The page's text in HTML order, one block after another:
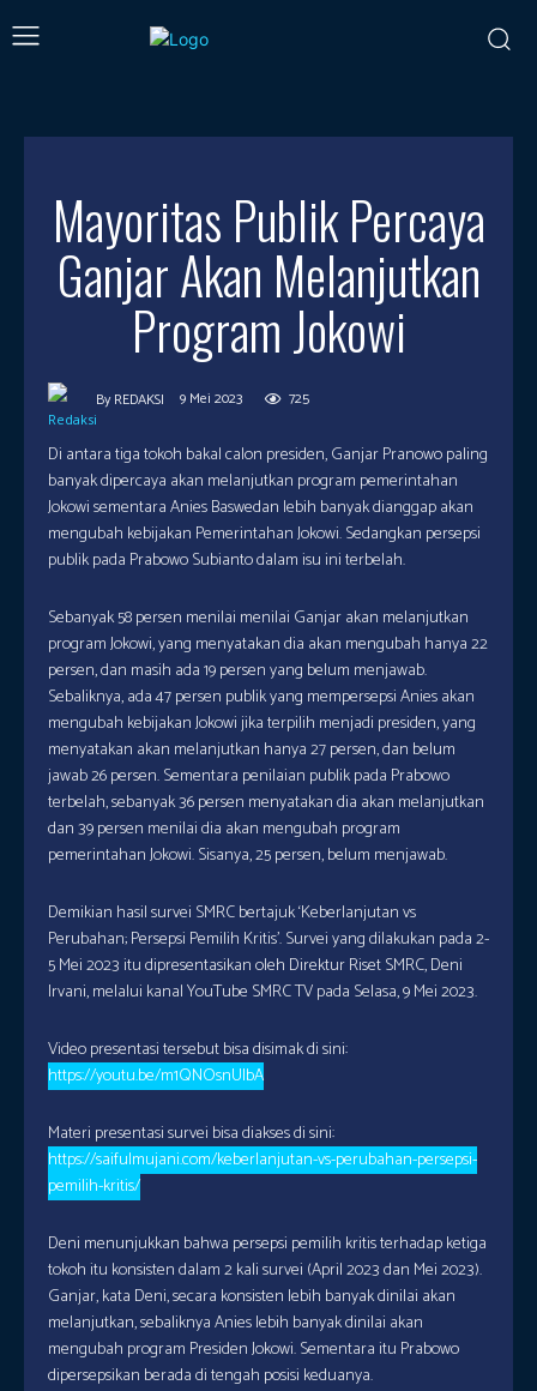
Mayoritas Publik Percaya
Ganjar Akan Melanjutkan
Program Jokowi
By REDAKSI 9 Mei 2023 725
Di antara tiga tokoh bakal calon presiden, Ganjar Pranowo paling
banyak dipercaya akan melanjutkan program pemerintahan
Jokowi sementara Anies Baswedan lebih banyak dianggap akan
mengubah kebijakan Pemerintahan Jokowi. Sedangkan persepsi
publik pada Prabowo Subianto dalam isu ini terbelah.
Sebanyak 58 persen menilai menilai Ganjar akan melanjutkan
program Jokowi, yang menyatakan dia akan mengubah hanya 22
persen, dan masih ada 19 persen yang belum menjawab.
Sebaliknya, ada 47 persen publik yang mempersepsi Anies akan
mengubah kebijakan Jokowi jika terpilih menjadi presiden, yang
menyatakan akan melanjutkan hanya 27 persen, dan belum
jawab 26 persen. Sementara penilaian publik pada Prabowo
terbelah, sebanyak 36 persen menyatakan dia akan melanjutkan
dan 39 persen menilai dia akan mengubah program
pemerintahan Jokowi. Sisanya, 25 persen, belum menjawab.
Demikian hasil survei SMRC bertajuk ‘Keberlanjutan vs
Perubahan; Persepsi Pemilih Kritis’. Survei yang dilakukan pada 2-
5 Mei 2023 itu dipresentasikan oleh Direktur Riset SMRC, Deni
Irvani, melalui kanal YouTube SMRC TV pada Selasa, 9 Mei 2023.
Video presentasi tersebut bisa disimak di sini:
https://youtu.be/m1QNOsnUIbA
Materi presentasi survei bisa diakses di sini:
https://saifulmujani.com/keberlanjutan-vs-perubahan-persepsi-
pemilih-kritis/
Deni menunjukkan bahwa persepsi pemilih kritis terhadap ketiga
tokoh itu konsisten dalam 2 kali survei (April 2023 dan Mei 2023).
Ganjar, kata Deni, secara konsisten lebih banyak dinilai akan
melanjutkan, sebaliknya Anies lebih banyak dinilai akan
mengubah program Presiden Jokowi. Sementara itu Prabowo
dipersepsikan berada di tengah posisi keduanya.